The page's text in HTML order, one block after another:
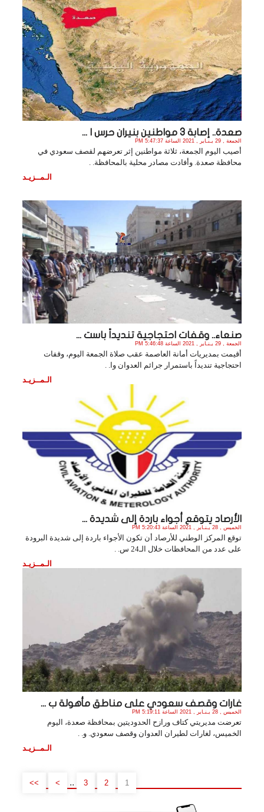
صعدة.. إصابة 3 مواطنين بنيران حرس ا ...
الجمعة , 29 يـنـاير , 2021 الساعة 5:47:37 PM
أصيب اليوم الجمعة، ثلاثة مواطنين إثر تعرضهم لقصف سعودي في
محافظة صعدة. وأفادت مصادر محلية بالمحافظة. .
الـمــزيـد
صنعاء.. وقفات احتجاجية تنديداً باست ...
الجمعة , 29 يـنـاير , 2021 الساعة 5:46:48 PM
أقيمت بمديريات أمانة العاصمة عقب صلاة الجمعة اليوم، وقفات
احتجاجية تنديداً باستمرار جرائم العدوان وا. .
الـمــزيـد
الأرصاد يتوقع أجواء باردة إلى شديدة ...
الخميس , 28 يـنـاير , 2021 الساعة 5:20:43 PM
توقع المركز الوطني للأرصاد أن تكون الأجواء باردة إلى شديدة البرودة
على عدد من المحافظات خلال الـ24 س. .
الـمــزيـد
غارات وقصف سعودي على مناطق مأهولة ب ...
الخميس , 28 يـنـاير , 2021 الساعة 5:19:11 PM
تعرضت مديريتي كتاف ورازح الحدوديتين بمحافظة صعدة، اليوم
الخميس، لغارات لطيران العدوان وقصف سعودي. و. .
الـمــزيـد
1
2
3
..
>
>>